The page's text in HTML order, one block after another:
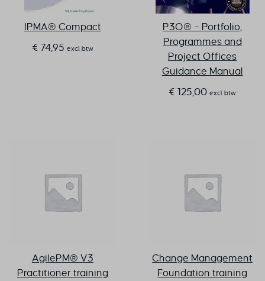
worden doorgezet.
rolverdelingen duidelijk: wie
bewaakt de voortgang, wie
is verantwoordelijk voor
updates? Deze governance
voorkomt dat verbeteringen
na verloop van tijd
IPMA® Compact
€ 74,95 excl. btw
P3O® – Portfolio,
Programmes and
Project Offices
Guidance Manual
€ 125,00 excl. btw
AgilePM® V3
Practitioner training
Change Management
Foundation training